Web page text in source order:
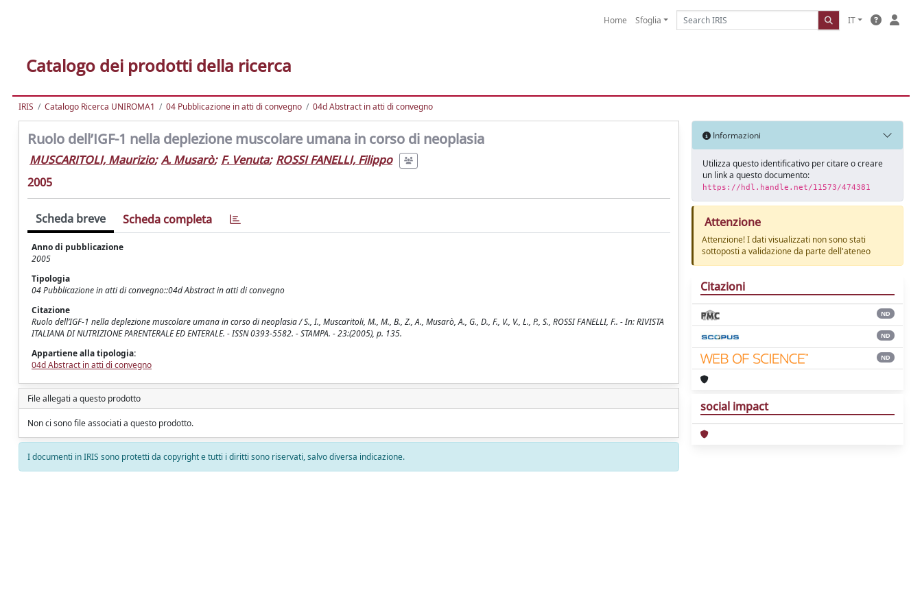
Home Sfoglia IT
Catalogo dei prodotti della ricerca
IRIS Catalogo Ricerca UNIROMA1 04 Pubblicazione in atti di convegno 04d Abstract in atti di convegno
Ruolo dell’IGF-1 nella deplezione muscolare umana in corso di neoplasia
MUSCARITOLI, Maurizio; A. Musarò; F. Venuta; ROSSI FANELLI, Filippo
2005
Scheda breve Scheda completa
Anno di pubblicazione
2005
Tipologia
04 Pubblicazione in atti di convegno::04d Abstract in atti di convegno
Citazione
Ruolo dell’IGF-1 nella deplezione muscolare umana in corso di neoplasia / S., I., Muscaritoli, M., M., B., Z., A., Musarò, A., G., D., F., V., V., L., P., S., ROSSI FANELLI, F.. - In: RIVISTA
ITALIANA DI NUTRIZIONE PARENTERALE ED ENTERALE. - ISSN 0393-5582. - STAMPA. - 23:(2005), p. 135.
Appartiene alla tipologia:
04d Abstract in atti di convegno
File allegati a questo prodotto
Non ci sono file associati a questo prodotto.
I documenti in IRIS sono protetti da copyright e tutti i diritti sono riservati, salvo diversa indicazione.
Informazioni
Utilizza questo identificativo per citare o creare
un link a questo documento:
https://hdl.handle.net/11573/474381
Attenzione
Attenzione! I dati visualizzati non sono stati
sottoposti a validazione da parte dell'ateneo
Citazioni
ND
ND
ND
social impact